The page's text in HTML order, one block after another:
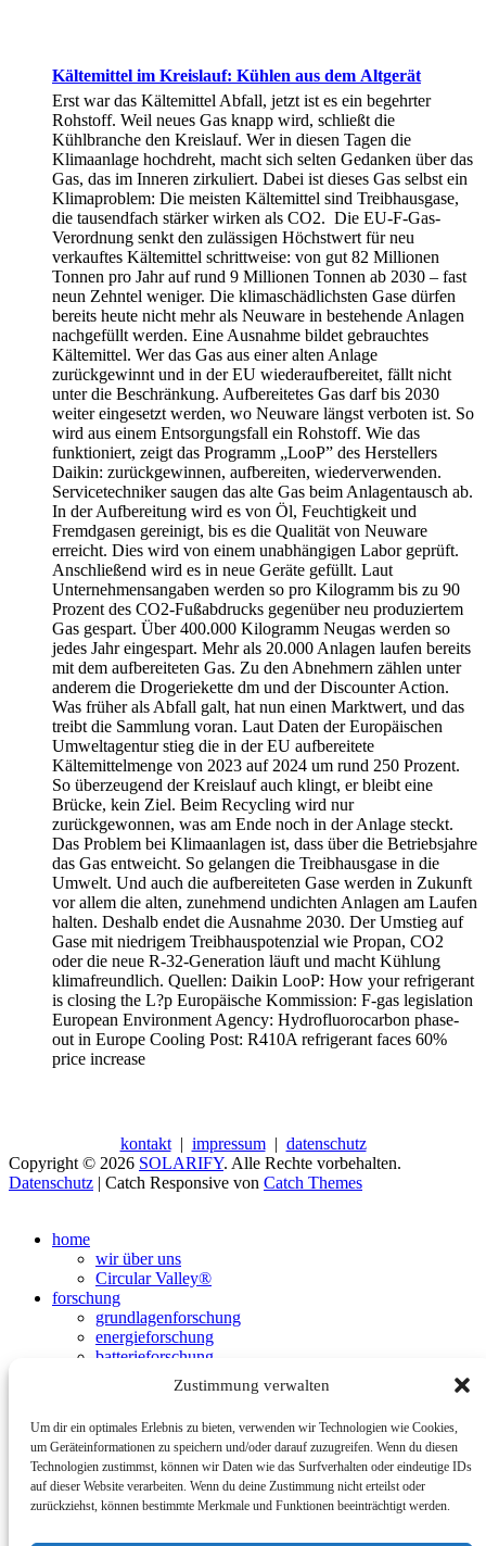
Zustimmung verwalten
Um dir ein optimales Erlebnis zu bieten, verwenden wir Technologien wie Cookies,
um Geräteinformationen zu speichern und/oder darauf zuzugreifen. Wenn du diesen
Technologien zustimmst, können wir Daten wie das Surfverhalten oder eindeutige IDs
auf dieser Website verarbeiten. Wenn du deine Zustimmung nicht erteilst oder
zurückziehst, können bestimmte Merkmale und Funktionen beeinträchtigt werden.
Kältemittel im Kreislauf: Kühlen aus dem Altgerät
Erst war das Kältemittel Abfall, jetzt ist es ein begehrter
Rohstoff. Weil neues Gas knapp wird, schließt die
Kühlbranche den Kreislauf. Wer in diesen Tagen die
Klimaanlage hochdreht, macht sich selten Gedanken über das
Gas, das im Inneren zirkuliert. Dabei ist dieses Gas selbst ein
Klimaproblem: Die meisten Kältemittel sind Treibhausgase,
die tausendfach stärker wirken als CO2. Die EU-F-Gas-
Verordnung senkt den zulässigen Höchstwert für neu
verkauftes Kältemittel schrittweise: von gut 82 Millionen
Tonnen pro Jahr auf rund 9 Millionen Tonnen ab 2030 – fast
neun Zehntel weniger. Die klimaschädlichsten Gase dürfen
bereits heute nicht mehr als Neuware in bestehende Anlagen
nachgefüllt werden. Eine Ausnahme bildet gebrauchtes
Kältemittel. Wer das Gas aus einer alten Anlage
zurückgewinnt und in der EU wiederaufbereitet, fällt nicht
unter die Beschränkung. Aufbereitetes Gas darf bis 2030
weiter eingesetzt werden, wo Neuware längst verboten ist. So
wird aus einem Entsorgungsfall ein Rohstoff. Wie das
funktioniert, zeigt das Programm „LooP” des Herstellers
Daikin: zurückgewinnen, aufbereiten, wiederverwenden.
Servicetechniker saugen das alte Gas beim Anlagentausch ab.
In der Aufbereitung wird es von Öl, Feuchtigkeit und
Fremdgasen gereinigt, bis es die Qualität von Neuware
erreicht. Dies wird von einem unabhängigen Labor geprüft.
Anschließend wird es in neue Geräte gefüllt. Laut
Unternehmensangaben werden so pro Kilogramm bis zu 90
Prozent des CO2-Fußabdrucks gegenüber neu produziertem
Gas gespart. Über 400.000 Kilogramm Neugas werden so
jedes Jahr eingespart. Mehr als 20.000 Anlagen laufen bereits
mit dem aufbereiteten Gas. Zu den Abnehmern zählen unter
anderem die Drogeriekette dm und der Discounter Action.
Was früher als Abfall galt, hat nun einen Marktwert, und das
treibt die Sammlung voran. Laut Daten der Europäischen
Umweltagentur stieg die in der EU aufbereitete
Kältemittelmenge von 2023 auf 2024 um rund 250 Prozent.
So überzeugend der Kreislauf auch klingt, er bleibt eine
Brücke, kein Ziel. Beim Recycling wird nur
zurückgewonnen, was am Ende noch in der Anlage steckt.
Das Problem bei Klimaanlagen ist, dass über die Betriebsjahre
das Gas entweicht. So gelangen die Treibhausgase in die
Umwelt. Und auch die aufbereiteten Gase werden in Zukunft
vor allem die alten, zunehmend undichten Anlagen am Laufen
halten. Deshalb endet die Ausnahme 2030. Der Umstieg auf
Gase mit niedrigem Treibhauspotenzial wie Propan, CO2
oder die neue R-32-Generation läuft und macht Kühlung
klimafreundlich. Quellen: Daikin LooP: How your refrigerant
is closing the L?p Europäische Kommission: F-gas legislation
European Environment Agency: Hydrofluorocarbon phase-
out in Europe Cooling Post: R410A refrigerant faces 60%
price increase
kontakt| impressum| datenschutz
Copyright © 2026 SOLARIFY. Alle Rechte vorbehalten.
Datenschutz | Catch Responsive von Catch Themes
oben
scrollen
home
wir über uns
Circular Valley®
forschung
grundlagenforschung
energieforschung
batterieforschung
energiepolitik
klimaschutz
nachhaltigkeit
wirtschaft
erneuerbare energien
fossile energieträger